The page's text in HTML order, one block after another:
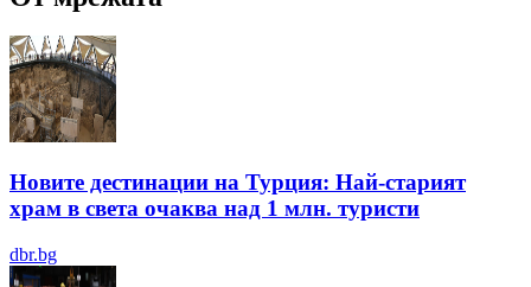
Новите дестинации на Турция: Най-старият
храм в света очаква над 1 млн. туристи
dbr.bg